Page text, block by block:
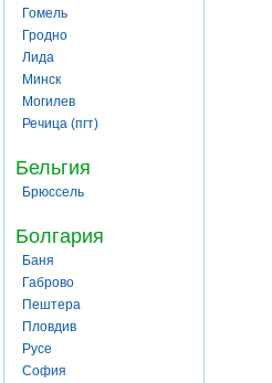
Гомель
Гродно
Лида
Минск
Могилев
Речица (пгт)
Бельгия
Брюссель
Болгария
Баня
Габрово
Пештера
Пловдив
Русе
София